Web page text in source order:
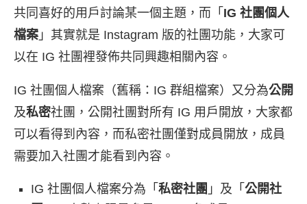
共同喜好的用戶討論某一個主題，而「 IG 社團個人
檔案 」其實就是 Instagram 版的社團功能，大家可
以在 IG 社團裡發佈共同興趣相關內容。
IG 社團個人檔案（舊稱：IG 群組檔案）又分為公開
及私密社團，公開社團對所有 IG 用戶開放，大家都
可以看得到內容，而私密社團僅對成員開放，成員
需要加入社團才能看到內容。
IG 社團個人檔案分為「 私密社團 」及「 公開社